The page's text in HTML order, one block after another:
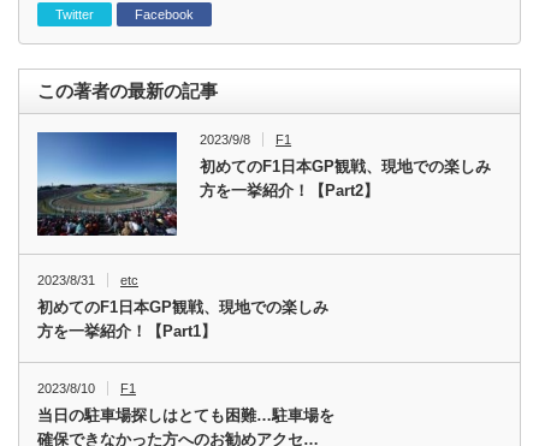
Twitter Facebook
この著者の最新の記事
2023/9/8 F1
初めてのF1日本GP観戦、現地での楽しみ
方を一挙紹介！【Part2】
2023/8/31 etc
初めてのF1日本GP観戦、現地での楽しみ
方を一挙紹介！【Part1】
2023/8/10 F1
当日の駐車場探しはとても困難…駐車場を
確保できなかった方へのお勧めアクセ…